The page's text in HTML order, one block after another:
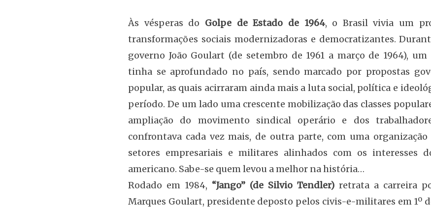
Às vésperas do Golpe de Estado de 1964, o Brasil vivia um
transformações sociais modernizadoras e democratizantes.
governo João Goulart (de setembro de 1961 a março de 1964),
tinha se aprofundado no país, sendo marcado por propostas
popular, as quais acirraram ainda mais a luta social, política e
período. De um lado uma crescente mobilização das classes
ampliação do movimento sindical operário e dos
confrontava cada vez mais, de outra parte, com uma
setores empresariais e militares alinhados com os interesses
americano. Sabe-se quem levou a melhor na história…
Rodado em 1984, “Jango” (de Silvio Tendler) retrata a carreira
Marques Goulart, presidente deposto pelos civis-e-militares em 1º